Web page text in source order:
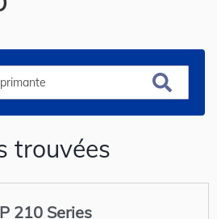
trouvées
210 Series